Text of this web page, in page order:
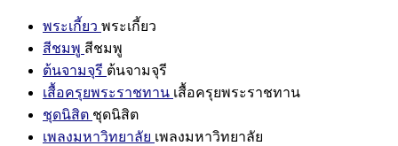
พระเกี้ยว พระเกี้ยว
สีชมพู สีชมพู
ต้นจามจุรี ต้นจามจุรี
เสื้อครุยพระราชทาน เสื้อครุยพระราชทาน
ชุดนิสิต ชุดนิสิต
เพลงมหาวิทยาลัย เพลงมหาวิทยาลัย